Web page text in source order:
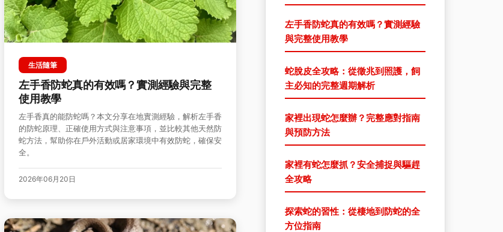
生活隨筆
左手香防蛇真的有效嗎？實測經驗與完整
使用教學
左手香真的能防蛇嗎？本文分享在地實測經驗，解析左手香
的防蛇原理、正確使用方式與注意事項，並比較其他天然防
蛇方法，幫助你在戶外活動或居家環境中有效防蛇，確保安
全。
2026年06月20日
左手香防蛇真的有效嗎？實測經驗
與完整使用教學
蛇脫皮全攻略：從徵兆到照護，飼
主必知的完整週期解析
家裡出現蛇怎麼辦？完整應對指南
與預防方法
家裡有蛇怎麼抓？安全捕捉與驅趕
全攻略
探索蛇的習性：從棲地到防蛇的全
方位指南